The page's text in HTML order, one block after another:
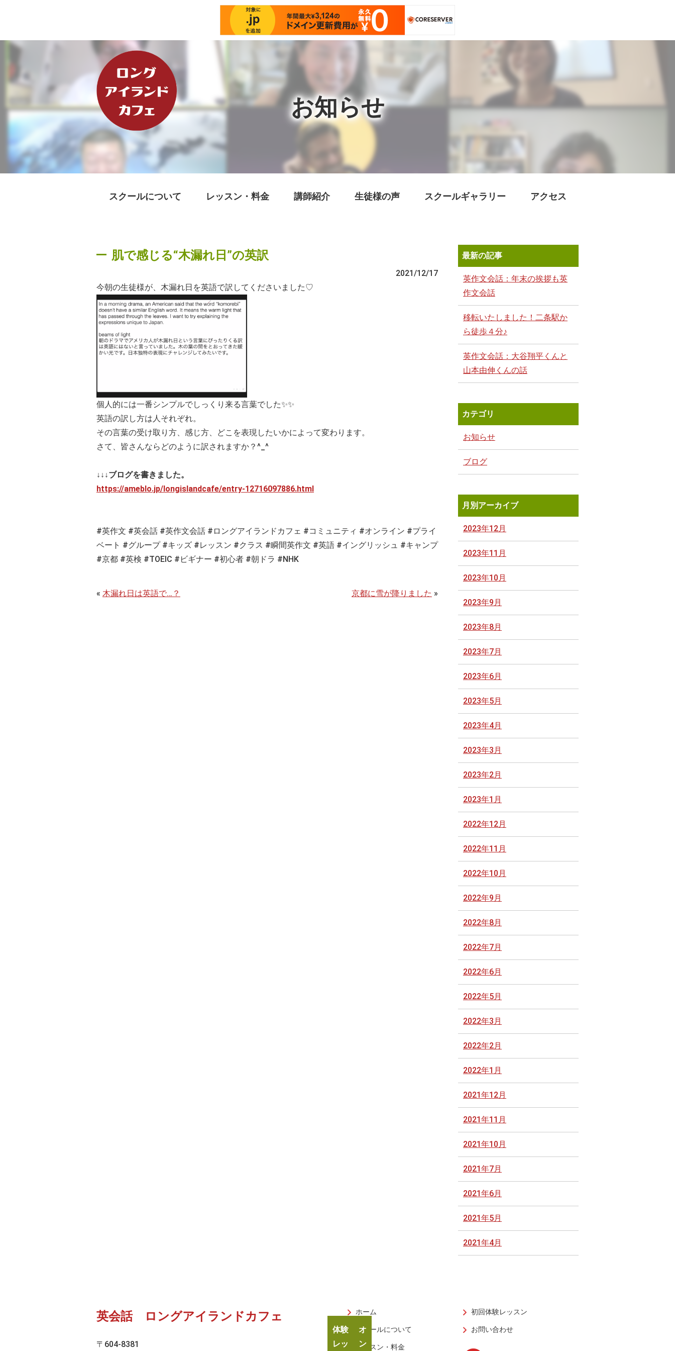
お知らせ
スクールについて レッスン・料金 講師紹介 生徒様の声 スクールギャラリー アクセス
肌で感じる“木漏れ日”の英訳
2021/12/17
今朝の生徒様が、木漏れ日を英語で訳してくださいました♡
個人的には一番シンプルでしっくり来る言葉でした✨✨
英語の訳し方は人それぞれ。
その言葉の受け取り方、感じ方、どこを表現したいかによって変わります。
さて、皆さんならどのように訳されますか？^_^
↓↓↓ブログを書きました。
https://ameblo.jp/longislandcafe/entry-12716097886.html
#英作文 #英会話 #英作文会話 #ロングアイランドカフェ #コミュニティ #オンライン #プライ
ベート #グループ #キッズ #レッスン #クラス #瞬間英作文 #英語 #イングリッシュ #キャンプ
#京都 #英検 #TOEIC #ビギナー #初心者 #朝ドラ #NHK
« 木漏れ日は英語で…？ 京都に雪が降りました »
最新の記事
英作文会話：年末の挨拶も英
作文会話
移転いたしました！二条駅か
ら徒歩４分♪
英作文会話：大谷翔平くんと
山本由伸くんの話
カテゴリ
お知らせ
ブログ
月別アーカイブ
2023年12月
2023年11月
2023年10月
2023年9月
2023年8月
2023年7月
2023年6月
2023年5月
2023年4月
2023年3月
2023年2月
2023年1月
2022年12月
2022年11月
2022年10月
2022年9月
2022年8月
2022年7月
2022年6月
2022年5月
2022年3月
2022年2月
2022年1月
2021年12月
2021年11月
2021年10月
2021年7月
2021年6月
2021年5月
2021年4月
英会話 ロングアイランドカフェ
〒604-8381
ホーム
スクールについて
レッスン・料金
初回体験レッスン
お問い合わせ
体験
レッ
オ
ン